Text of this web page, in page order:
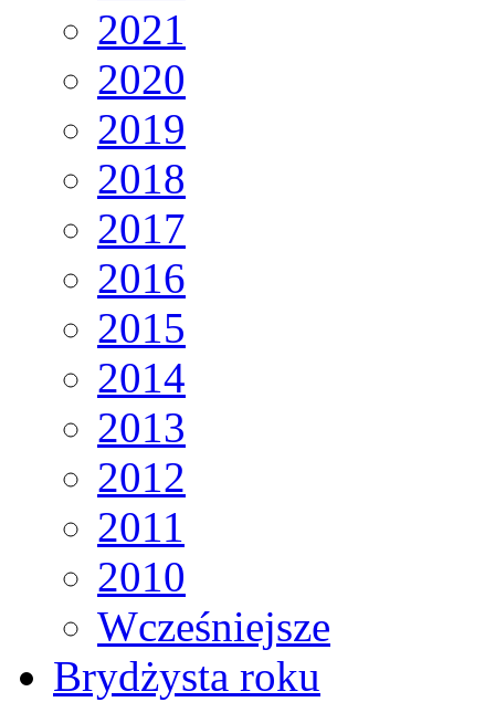
2021
2020
2019
2018
2017
2016
2015
2014
2013
2012
2011
2010
Wcześniejsze
Brydżysta roku